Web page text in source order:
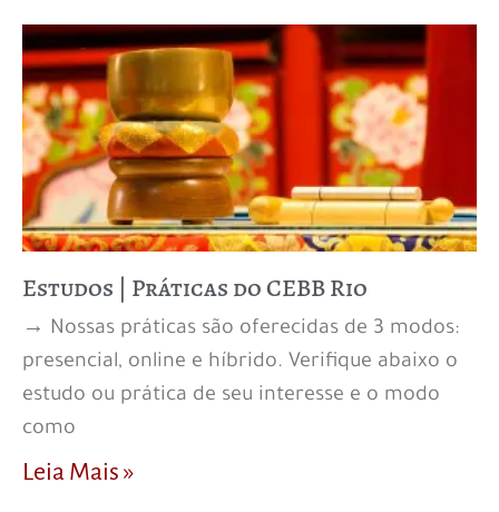
Estudos | Práticas do CEBB Rio
→ Nossas práticas são oferecidas de 3 modos:
presencial, online e híbrido. Verifique abaixo o
estudo ou prática de seu interesse e o modo
como
Leia Mais »